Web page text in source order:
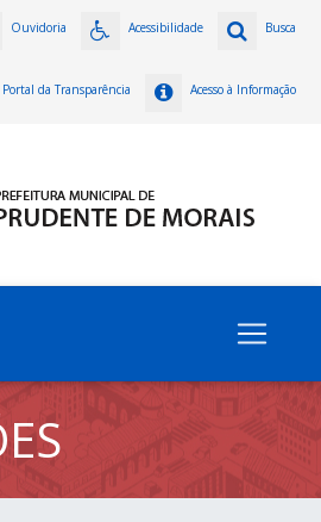
Busca
Acessibilidade
Ouvidoria
Acesso à Informação
Portal da Transparência